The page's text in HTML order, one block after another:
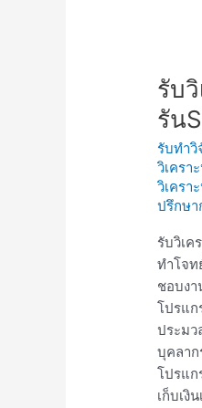
รับ
รัน
รับทำวิ
วิเครา
วิเครา
ปรึกษา
รับวิเค
ทำโจท
ชอบง
โปรแก
ประม
บุคลาก
โปรแก
เก็บเงิ
รับ
วิเคราะห์
ข้อมูล
รับ
วิเครา
STATA
รับ
รัน